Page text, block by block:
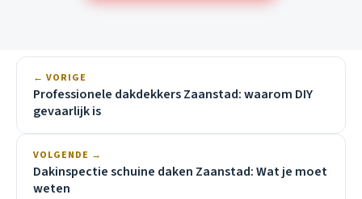
← VORIGE
Professionele dakdekkers Zaanstad: waarom DIY
gevaarlijk is
VOLGENDE →
Dakinspectie schuine daken Zaanstad: Wat je moet
weten